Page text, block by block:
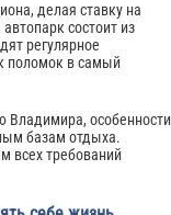
делая ставку на
состоит из
регулярное
поломок в самый
Владимира, особенности
базам отдыха.
всех требований